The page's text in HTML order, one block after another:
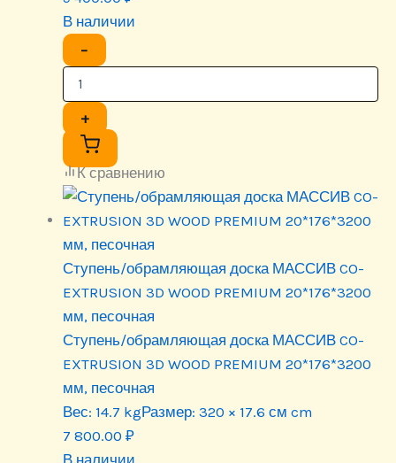
В наличии
−
+
К сравнению
Ступень/обрамляющая доска МАССИВ CO-
EXTRUSION 3D WOOD PREMIUM 20*176*3200
мм, песочная
Ступень/обрамляющая доска МАССИВ CO-
EXTRUSION 3D WOOD PREMIUM 20*176*3200
мм, песочная
Вес: 14.7 kgРазмер: 320 × 17.6 см cm
7 800.00 ₽
В наличии